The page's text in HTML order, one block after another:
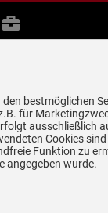
B2B
Beratung
bestmöglichen
für
ausschließlich
Cookies
Funktion zu
angegeben wurde.